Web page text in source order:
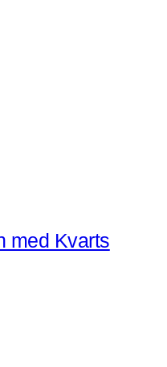
med Kvarts